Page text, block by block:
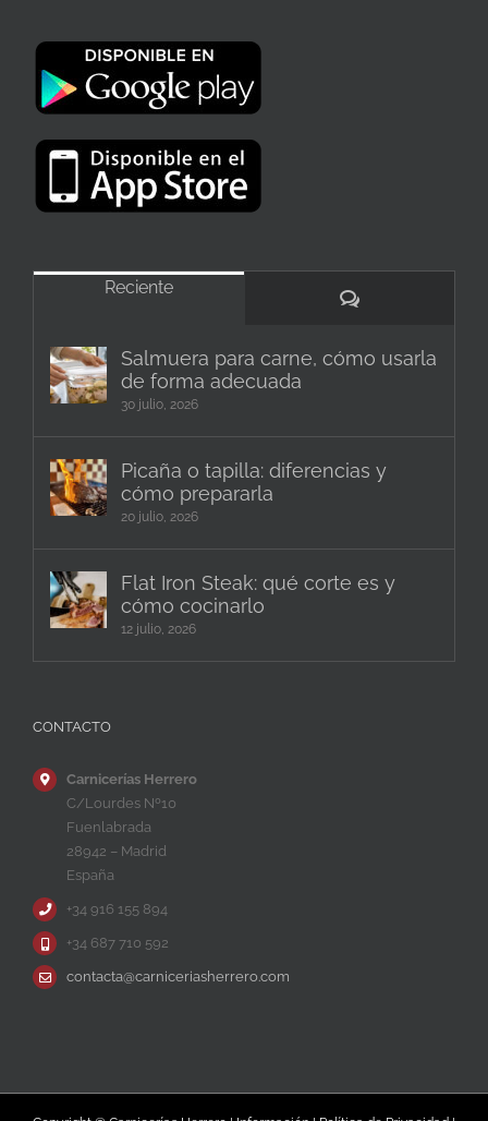
Reciente
Comentarios
Salmuera para carne, cómo usarla
de forma adecuada
30 julio, 2026
Picaña o tapilla: diferencias y
cómo prepararla
20 julio, 2026
Flat Iron Steak: qué corte es y
cómo cocinarlo
12 julio, 2026
CONTACTO
Carnicerías Herrero
C/Lourdes Nº10
Fuenlabrada
28942 – Madrid
España
+34 916 155 894
+34 687 710 592
contacta@carniceriasherrero.com